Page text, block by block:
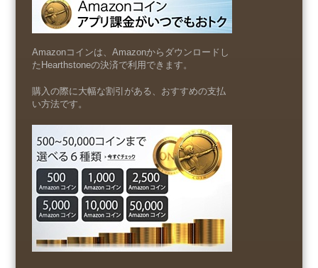
Amazonコインは、Amazonからダウンロードし
たHearthstoneの決済で利用できます。
購入の際に大幅な割引がある、おすすめの支払
い方法です。